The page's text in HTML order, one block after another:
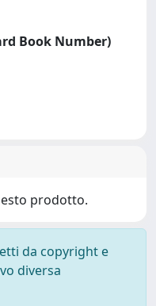
Book Number)
prodotto.
da copyright e
diversa